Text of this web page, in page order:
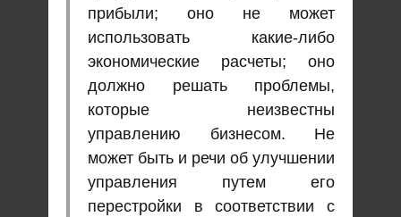
прибыли; оно не может
использовать какие-либо
экономические расчеты; оно
должно решать проблемы,
которые неизвестны
управлению бизнесом. Не
может быть и речи об улучшении
управления путем его
перестройки в соответствии с